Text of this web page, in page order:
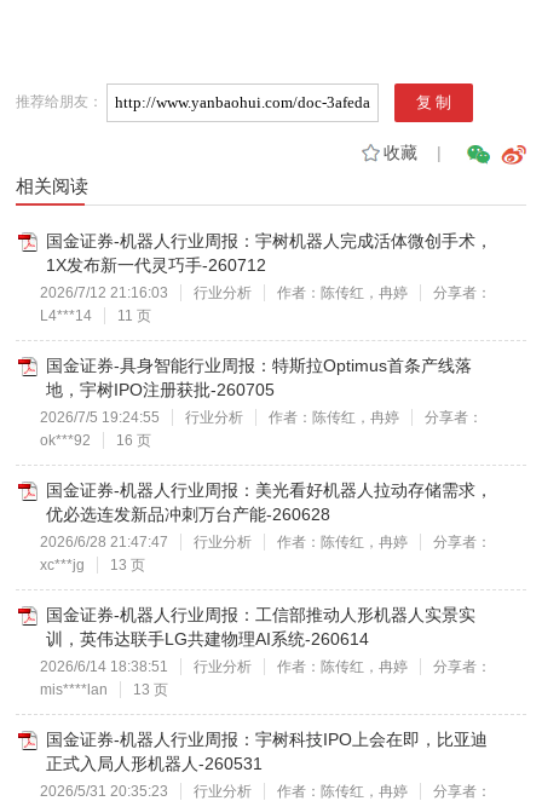
推荐给朋友：
收藏|
相关阅读
国金证券-机器人行业周报：宇树机器人完成活体微创手术，
1X发布新一代灵巧手-260712
2026/7/12 21:16:03 行业分析 作者：陈传红，冉婷
分享者：
L4***14
11 页
国金证券-具身智能行业周报：特斯拉Optimus首条产线落
地，宇树IPO注册获批-260705
2026/7/5 19:24:55 行业分析 作者：陈传红，冉婷
分享者：
ok***92
16 页
国金证券-机器人行业周报：美光看好机器人拉动存储需求，
优必选连发新品冲刺万台产能-260628
2026/6/28 21:47:47 行业分析 作者：陈传红，冉婷
分享者：
xc***jg
13 页
国金证券-机器人行业周报：工信部推动人形机器人实景实
训，英伟达联手LG共建物理AI系统-260614
2026/6/14 18:38:51 行业分析 作者：陈传红，冉婷
分享者：
mis****lan
13 页
国金证券-机器人行业周报：宇树科技IPO上会在即，比亚迪
正式入局人形机器人-260531
2026/5/31 20:35:23 行业分析 作者：陈传红，冉婷
分享者：